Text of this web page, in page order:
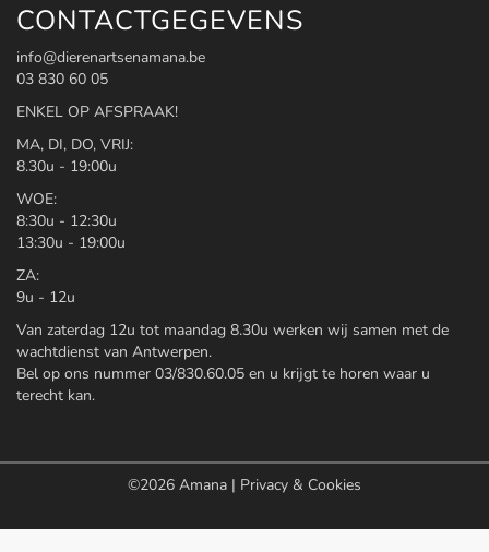
CONTACTGEGEVENS
info@dierenartsenamana.be
03 830 60 05
ENKEL OP AFSPRAAK!
MA, DI, DO, VRIJ:
8.30u - 19:00u
WOE:
8:30u - 12:30u
13:30u - 19:00u
ZA:
9u - 12u
Van zaterdag 12u tot maandag 8.30u werken wij samen met de
wachtdienst van Antwerpen.
Bel op ons nummer 03/830.60.05 en u krijgt te horen waar u
terecht kan.
©2026 Amana | Privacy & Cookies